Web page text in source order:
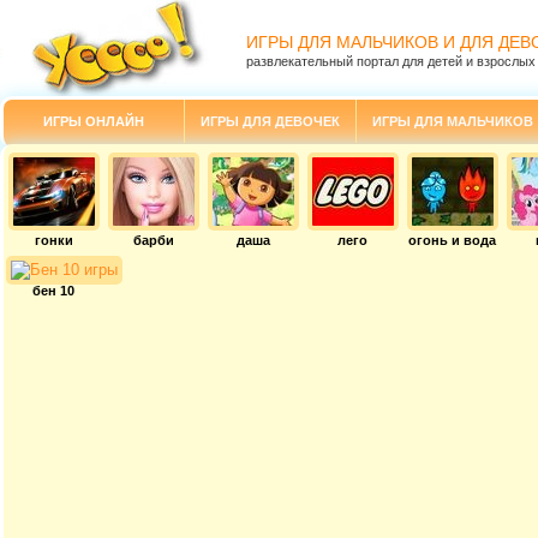
ИГРЫ ДЛЯ МАЛЬЧИКОВ И ДЛЯ
развлекательный портал для детей и взрослых
ИГРЫ ОНЛАЙН ИГРЫ ДЛЯ ДЕВОЧЕК ИГРЫ ДЛЯ МАЛЬЧИКОВ
гонки барби даша лего огонь и вода
бен 10